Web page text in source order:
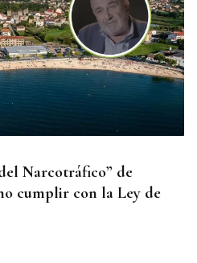
Narcotráfico” de
cumplir con la Ley de